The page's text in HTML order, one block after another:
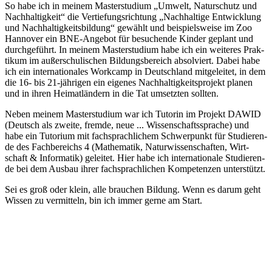
So habe ich in mei­nem Mas­ter­stu­di­um „Um­welt, Na­tur­schutz und
Nach­hal­tig­keit“ die Ver­tie­fungs­rich­tung „Nach­hal­ti­ge Ent­wick­lung
und Nach­hal­tig­keits­bil­dung“ ge­wählt und bei­spiels­wei­se im Zoo
Han­no­ver ein BNE-An­ge­bot für be­su­chen­de Kin­der ge­plant und
durch­ge­führt. In mei­nem Mas­ter­stu­di­um habe ich ein wei­te­res Prak­
ti­kum im au­ßer­schu­li­schen Bil­dungs­be­reich ab­sol­viert. Da­bei habe
ich ein in­ter­na­tio­na­les Work­camp in Deutsch­land mit­ge­lei­tet, in dem
die 16- bis 21-jäh­ri­gen ein ei­ge­nes Nach­hal­tig­keits­pro­jekt pla­nen
und in ih­ren Hei­mat­län­dern in die Tat um­setz­ten soll­ten.
Ne­ben mei­nem Mas­ter­stu­di­um war ich Tu­to­rin im Pro­jekt DA­WID
(Deutsch als zwei­te, frem­de, neue ... Wis­sen­schafts­spra­che) und
habe ein Tu­to­ri­um mit fach­sprach­li­chem Schwer­punkt für Stu­die­ren­
de des Fach­be­reichs 4 (Ma­the­ma­tik, Na­tur­wis­sen­schaf­ten, Wirt­
schaft & In­for­ma­tik) ge­lei­tet. Hier habe ich in­ter­na­tio­na­le Stu­die­ren­
de bei dem Aus­bau ih­rer fach­sprach­li­chen Kom­pe­ten­zen un­ter­stützt.
Sei es groß oder klein, alle brau­chen Bil­dung. Wenn es dar­um geht
Wis­sen zu ver­mit­teln, bin ich im­mer ger­ne am Start.